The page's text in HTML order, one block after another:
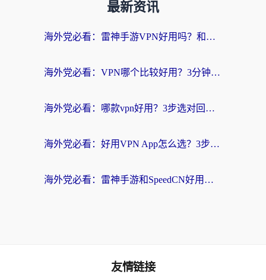
最新资讯
海外党必看：雷神手游VPN好用吗？和天速回国VPN对比哪个回国效果更好？附实用加速器选择指南
海外党必看：VPN哪个比较好用？3分钟找到适合你的回国加速方案
海外党必看：哪款vpn好用？3步选对回国加速器，无缝刷剧玩游戏
海外党必看：好用VPN App怎么选？3步教你无缝访问国内资源
海外党必看：雷神手游和SpeedCN好用吗？3招选对回国加速器无缝刷国内资源
友情链接